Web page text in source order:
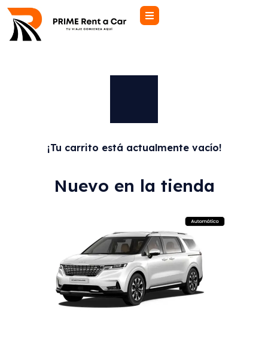
¡Tu carrito está actualmente vacío!
Nuevo en la tienda